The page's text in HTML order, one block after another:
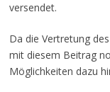
versendet.
Da die Vertretung
mit diesem Beitrag
Möglichkeiten dazu